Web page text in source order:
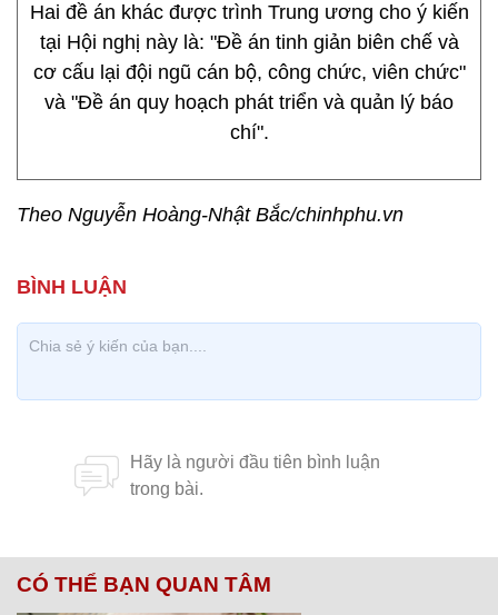
Hai đề án khác được trình Trung ương cho ý kiến
tại Hội nghị này là: "Đề án tinh giản biên chế và
cơ cấu lại đội ngũ cán bộ, công chức, viên chức"
và "Đề án quy hoạch phát triển và quản lý báo
chí".
Theo Nguyễn Hoàng-Nhật Bắc/chinhphu.vn
CÓ THỂ BẠN QUAN TÂM